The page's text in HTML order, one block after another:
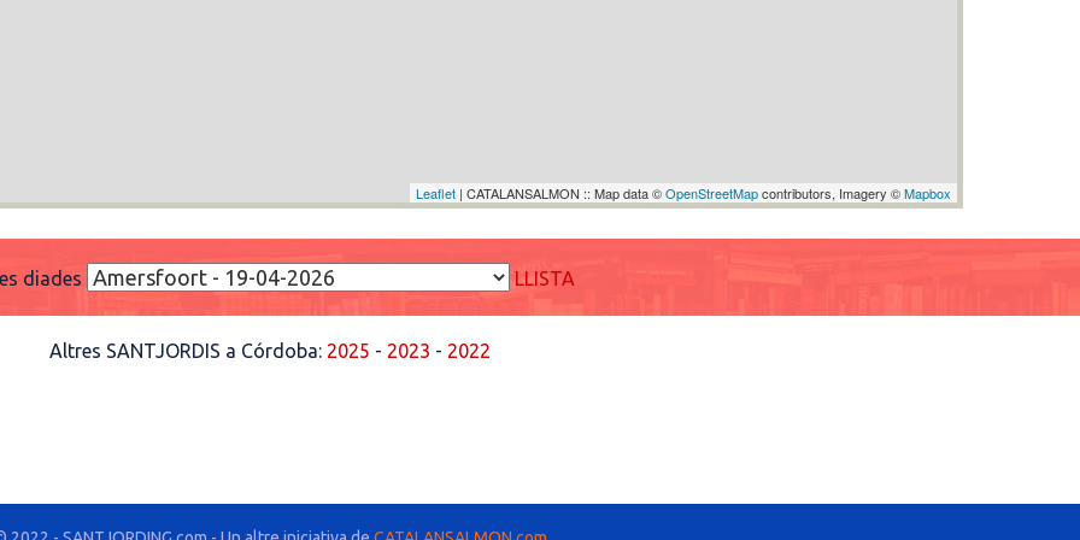
Leaflet | CATALANSALMON :: Map data ©OpenStreetMapcontributors, Imagery ©Mapbox
diades LLISTA
Altres SANTJORDIS a Córdoba: 2025 - 2023 - 2022